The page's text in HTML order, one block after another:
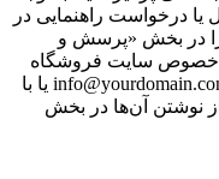
درخواست راهنمایی در
را در بخش «پرسش و
خصوص سایت فروشگاه
ما، خدمات و درخواست کالا را با ایمیل info@yourdomain.com یا با
و از نوشتن آن‌ها در بخش